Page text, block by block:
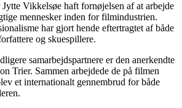
Vikkelsøe haft fornøjelsen af at arbejde
mennesker inden for filmindustrien.
har gjort hende eftertragtet af både
og skuespillere.
samarbejdspartnere er den anerkendte
Trier. Sammen arbejdede de på filmen
et internationalt gennembrud for både